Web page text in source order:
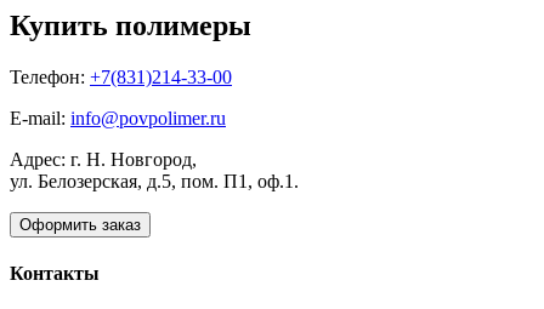
Купить полимеры
Телефон: +7(831)214-33-00
E-mail: info@povpolimer.ru
Адрес: г. Н. Новгород,
ул. Белозерская, д.5, пом. П1, оф.1.
Оформить заказ
Контакты